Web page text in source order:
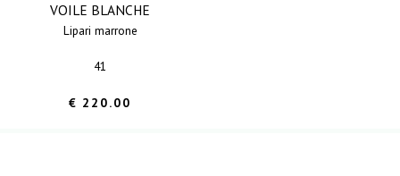
VOILE BLANCHE
lipari marrone
41
€ 220.00